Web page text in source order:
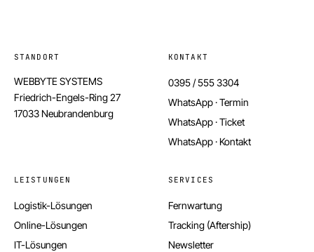
STANDORT
WEBBYTE SYSTEMS
Friedrich-Engels-Ring 27
17033 Neubrandenburg
KONTAKT
0395 / 555 3304
WhatsApp · Termin
WhatsApp · Ticket
WhatsApp · Kontakt
LEISTUNGEN
Logistik-Lösungen
Online-Lösungen
IT-Lösungen
SERVICES
Fernwartung
Tracking (Aftership)
Newsletter